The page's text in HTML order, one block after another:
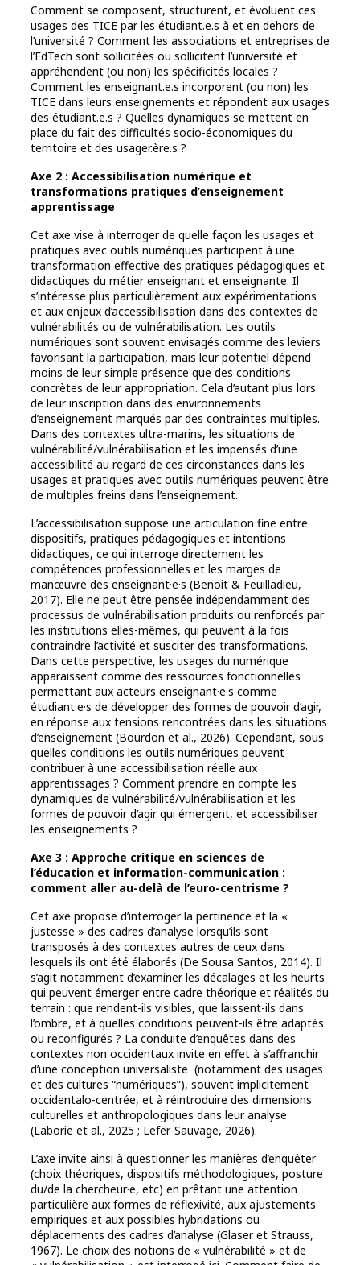
Comment se composent, structurent, et évoluent ces
usages des TICE par les étudiant.e.s à et en dehors de
l’université ? Comment les associations et entreprises de
l’EdTech sont sollicitées ou sollicitent l’université et
appréhendent (ou non) les spécificités locales ?
Comment les enseignant.e.s incorporent (ou non) les
TICE dans leurs enseignements et répondent aux usages
des étudiant.e.s ? Quelles dynamiques se mettent en
place du fait des difficultés socio-économiques du
territoire et des usager.ère.s ?
Axe 2 : Accessibilisation numérique et
transformations pratiques d’enseignement
apprentissage
Cet axe vise à interroger de quelle façon les usages et
pratiques avec outils numériques participent à une
transformation effective des pratiques pédagogiques et
didactiques du métier enseignant et enseignante. Il
s’intéresse plus particulièrement aux expérimentations
et aux enjeux d’accessibilisation dans des contextes de
vulnérabilités ou de vulnérabilisation. Les outils
numériques sont souvent envisagés comme des leviers
favorisant la participation, mais leur potentiel dépend
moins de leur simple présence que des conditions
concrètes de leur appropriation. Cela d’autant plus lors
de leur inscription dans des environnements
d’enseignement marqués par des contraintes multiples.
Dans des contextes ultra-marins, les situations de
vulnérabilité/vulnérabilisation et les impensés d’une
accessibilité au regard de ces circonstances dans les
usages et pratiques avec outils numériques peuvent être
de multiples freins dans l’enseignement.
L’accessibilisation suppose une articulation fine entre
dispositifs, pratiques pédagogiques et intentions
didactiques, ce qui interroge directement les
compétences professionnelles et les marges de
manœuvre des enseignant·e·s (Benoit & Feuilladieu,
2017). Elle ne peut être pensée indépendamment des
processus de vulnérabilisation produits ou renforcés par
les institutions elles-mêmes, qui peuvent à la fois
contraindre l’activité et susciter des transformations.
Dans cette perspective, les usages du numérique
apparaissent comme des ressources fonctionnelles
permettant aux acteurs enseignant·e·s comme
étudiant·e·s de développer des formes de pouvoir d’agir,
en réponse aux tensions rencontrées dans les situations
d’enseignement (Bourdon et al., 2026). Cependant, sous
quelles conditions les outils numériques peuvent
contribuer à une accessibilisation réelle aux
apprentissages ? Comment prendre en compte les
dynamiques de vulnérabilité/vulnérabilisation et les
formes de pouvoir d’agir qui émergent, et accessibiliser
les enseignements ?
Axe 3 : Approche critique en sciences de
l’éducation et information-communication :
comment aller au-delà de l’euro-centrisme ?
Cet axe propose d’interroger la pertinence et la «
justesse » des cadres d’analyse lorsqu’ils sont
transposés à des contextes autres de ceux dans
lesquels ils ont été élaborés (De Sousa Santos, 2014). Il
s’agit notamment d’examiner les décalages et les heurts
qui peuvent émerger entre cadre théorique et réalités du
terrain : que rendent-ils visibles, que laissent-ils dans
l’ombre, et à quelles conditions peuvent-ils être adaptés
ou reconfigurés ? La conduite d’enquêtes dans des
contextes non occidentaux invite en effet à s’affranchir
d’une conception universaliste (notamment des usages
et des cultures “numériques”), souvent implicitement
occidentalo-centrée, et à réintroduire des dimensions
culturelles et anthropologiques dans leur analyse
(Laborie et al., 2025 ; Lefer-Sauvage, 2026).
L’axe invite ainsi à questionner les manières d’enquêter
(choix théoriques, dispositifs méthodologiques, posture
du/de la chercheur·e, etc) en prêtant une attention
particulière aux formes de réflexivité, aux ajustements
empiriques et aux possibles hybridations ou
déplacements des cadres d’analyse (Glaser et Strauss,
1967). Le choix des notions de « vulnérabilité » et de